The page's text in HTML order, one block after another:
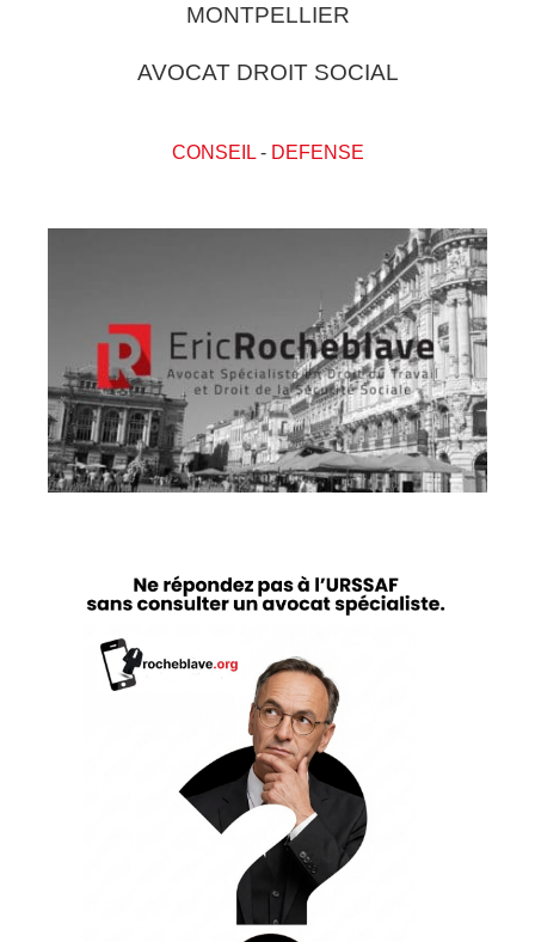
MONTPELLIER
AVOCAT DROIT SOCIAL
CONSEIL- DEFENSE